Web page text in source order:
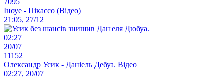
Іноуе - Пікассо (Відео)
21:05, 27/12
02:27
20/07
11152
Олександр Усик - Даніель Дебуа. Відео
02:27, 20/07